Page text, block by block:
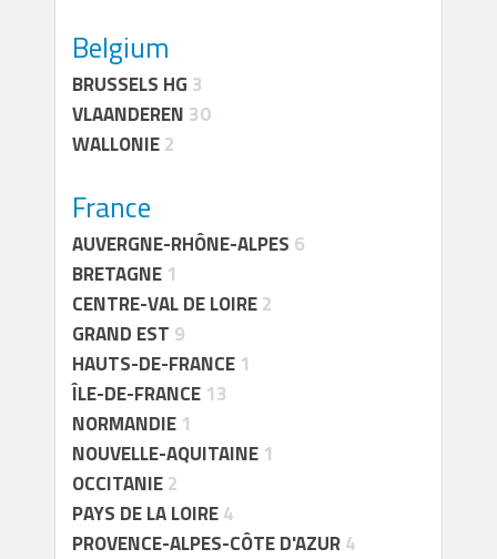
Belgium
BRUSSELS HG 3
VLAANDEREN 30
WALLONIE2
France
AUVERGNE-RHÔNE-ALPES 6
BRETAGNE 1
CENTRE-VAL DE LOIRE2
GRAND EST 9
HAUTS-DE-FRANCE 1
ÎLE-DE-FRANCE 13
NORMANDIE 1
NOUVELLE-AQUITAINE 1
OCCITANIE2
PAYS DE LA LOIRE4
PROVENCE-ALPES-CÔTE D'AZUR4